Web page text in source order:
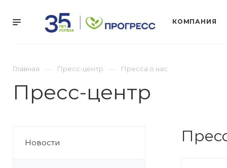
КОМПАНИЯ
Главная Пресс-центр Пресса о нас
Пресс-центр
Новости